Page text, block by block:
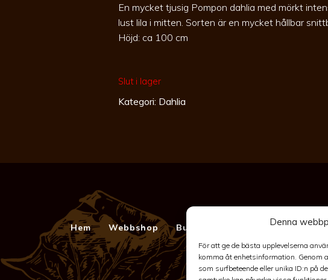
Denna
För att ge de bästa upplevelserna
komma åt enhetsinformation. Genom
som surfbeteende eller unika ID:n på
En mycket tjusig Pompon dahlia med mörkt
lust lila i mitten. Sorten är en mycket hållbar
Höjd: ca 100 cm
Slut i lager
Kategori: Dahlia
Hem Webbshop Butik Anläggning